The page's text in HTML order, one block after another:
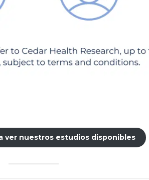
ver nuestros estudios disponibles